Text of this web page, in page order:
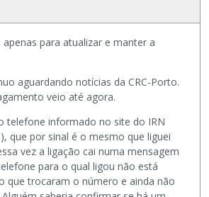
para atualizar e manter a
aguardando notícias da CRC-Porto.
veio até agora.
telefone informado no site do IRN
que por sinal é o mesmo que liguei
vez a ligação cai numa mensagem
para o qual ligou não está
que trocaram o número e ainda não